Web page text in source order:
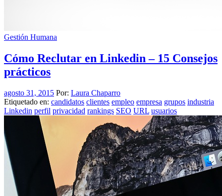
Gestión Humana
Cómo Reclutar en Linkedin – 15 Consejos
prácticos
agosto 31, 2015 Por: Laura Chaparro
Etiquetado en: candidatos clientes empleo empresa grupos industria
Linkedin perfil privacidad rankings SEO URL usuarios